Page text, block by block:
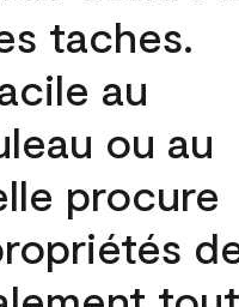
taches.
au
ou au
procure